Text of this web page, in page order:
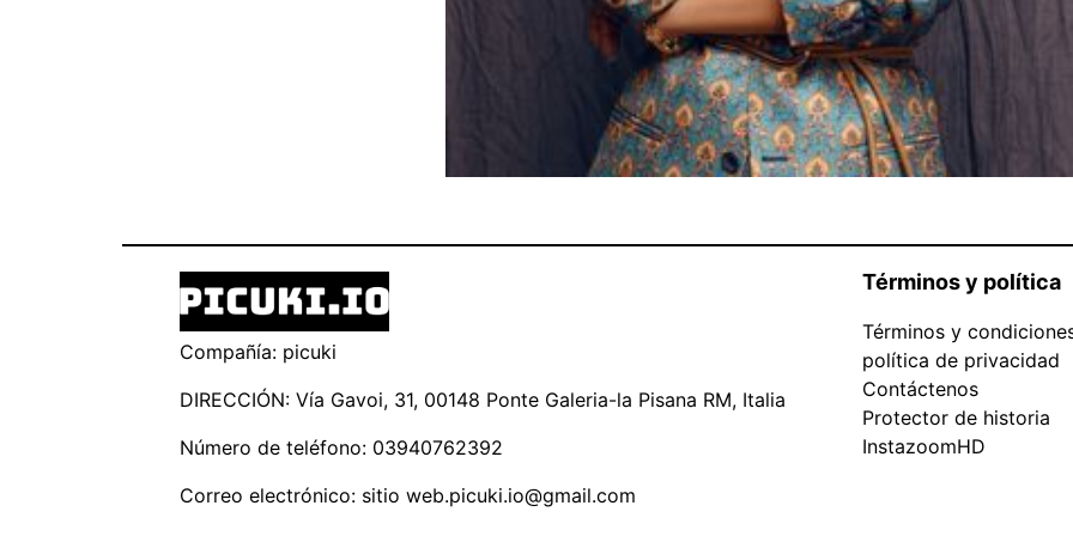
Compañía: picuki
DIRECCIÓN: Vía Gavoi, 31, 00148 Ponte Galeria-la Pisana RM, Italia
Número de teléfono: 03940762392
Correo electrónico: sitio web.picuki.io@gmail.com
Términos y política
Términos y
política de privacidad
Contáctenos
Protector de historia
InstazoomHD